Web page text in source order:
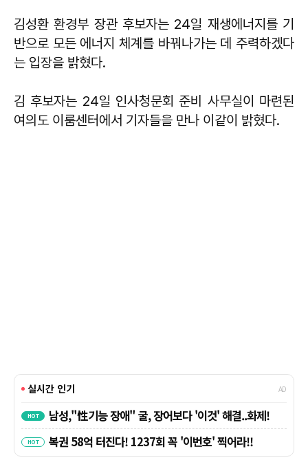
김성환 환경부 장관 후보자는 24일 재생에너지를 기
반으로 모든 에너지 체계를 바꿔나가는 데 주력하겠다
는 입장을 밝혔다.
김 후보자는 24일 인사청문회 준비 사무실이 마련된
여의도 이룸센터에서 기자들을 만나 이같이 밝혔다.